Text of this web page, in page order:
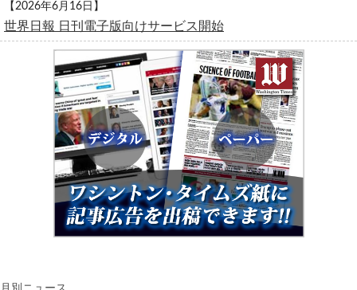
【2026年6月16日】
世界日報 日刊電子版向けサービス開始